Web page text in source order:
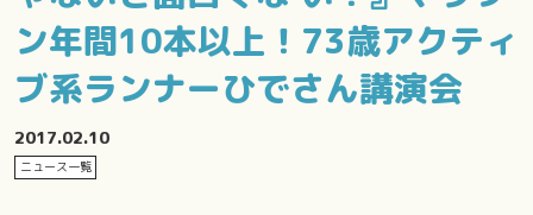
ン年間10本以上！73歳アクティ
ブ系ランナーひでさん講演会
2017.02.10
ニュース一覧